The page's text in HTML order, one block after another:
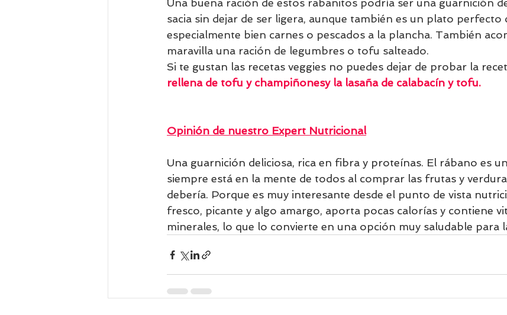
Una buena ración de estos rabanitos podría ser una guarnición
sacia sin dejar de ser ligera, aunque también es un plato perfecto
especialmente bien carnes o pescados a la plancha. También
maravilla una ración de legumbres o tofu salteado.
Si te gustan las recetas veggies no puedes dejar de probar la
rellena de tofu y champiñonesy la lasaña de calabacín y tofu.
Opinión de nuestro Expert Nutricional
Una guarnición deliciosa, rica en fibra y proteínas. El rábano es
siempre está en la mente de todos al comprar las frutas y
debería. Porque es muy interesante desde el punto de vista
fresco, picante y algo amargo, aporta pocas calorías y contiene
minerales, lo que lo convierte en una opción muy saludable para